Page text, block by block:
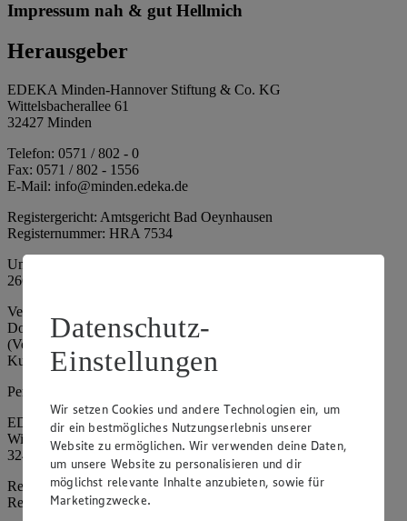
Impressum nah & gut Hellmich
Herausgeber
EDEKA Minden-Hannover Stiftung & Co. KG
Wittelsbacherallee 61
32427 Minden
Telefon: 0571 / 802 - 0
Fax: 0571 / 802 - 1556
E-Mail: info@minden.edeka.de
Registergericht: Amtsgericht Bad Oeynhausen
Registernummer: HRA 7534
Umsatzsteuer-Identifikationsnummer gem. § 27a UStG: DE
266067317
Vertretungsberechtigte: Mark Rosenkranz (Sprecher), Eileen
Dominique Klingsiek (Vorstandsmitglied), Ulf-U. Plath
(Vorstandsmitglied), Stephan Wohler (Vorstandsmitglied), Marc
Kuhlmann (Aufsichtsratsvorsitzender)
Persönlich haftende Gesellschafterin:
EDEKA Minden-Hannover Holding GmbH
Wittelsbacherallee 61
32427 Minden
Registergericht: Amtsgericht Bad Oeynhausen
Registernummer: HRB 4086
Datenschutz-
Einstellungen
Wir setzen Cookies und andere Technologien ein, um
dir ein bestmögliches Nutzungserlebnis unserer
Website zu ermöglichen. Wir verwenden deine Daten,
um unsere Website zu personalisieren und dir
möglichst relevante Inhalte anzubieten, sowie für
Marketingzwecke.